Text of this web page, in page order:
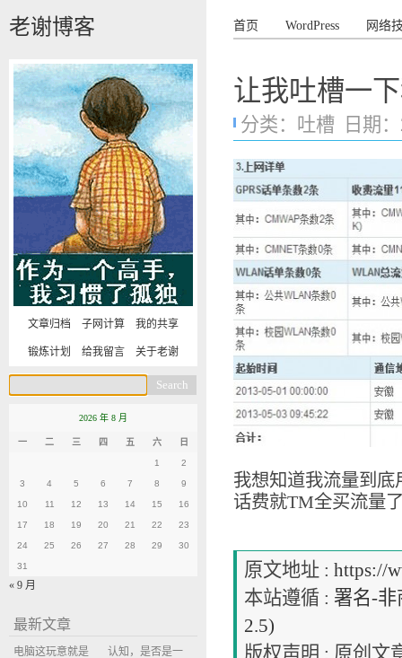
老谢博客 首页 WordPress 网络
让我吐槽一
分类： 吐槽 日期
我想知道我流量到
话费就TM全买流量
原文地址 :https://
本站遵循 : 署名-非
2.5)
版权声明 : 原创文
文章归档 子网计算 我的共享
锻炼计划 给我留言 关于老谢
2026 年 8 月
一 二 三 四 五 六 日
1 2
3 4 5 6 7 8 9
10 11 12 13 14 15 16
17 18 19 20 21 22 23
24 25 26 27 28 29 30
31
« 9 月
最新文章
电脑这玩意就是
认知，是否是一